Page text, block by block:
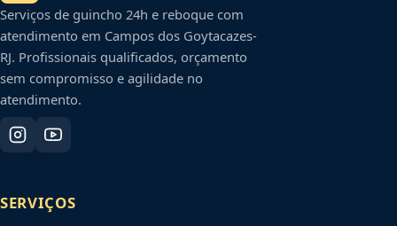
Serviços de guincho 24h e reboque com
atendimento em Campos dos Goytacazes-
RJ. Profissionais qualificados, orçamento
sem compromisso e agilidade no
atendimento.
SERVIÇOS